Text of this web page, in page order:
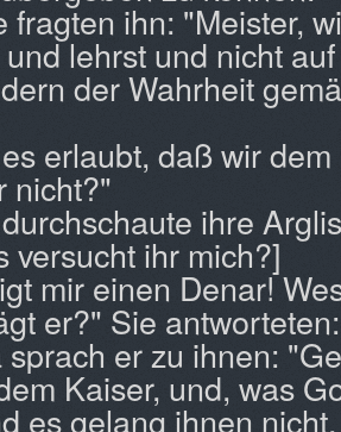
fragten ihn: "Meister,
lehrst und nicht
der Wahrheit
erlaubt, daß wir
nicht?"
ihre
versucht ihr mich?]
mir einen Denar!
er?" Sie
sprach er zu ihnen:
Kaiser, und, was
es gelang ihnen